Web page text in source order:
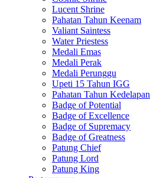
Lucent Shrine
Pahatan Tahun Keenam
Valiant Saintess
Water Priestess
Medali Emas
Medali Perak
Medali Perunggu
Upeti 15 Tahun IGG
Pahatan Tahun Kedelapan
Badge of Potential
Badge of Excellence
Badge of Supremacy
Badge of Greatness
Patung Chief
Patung Lord
Patung King